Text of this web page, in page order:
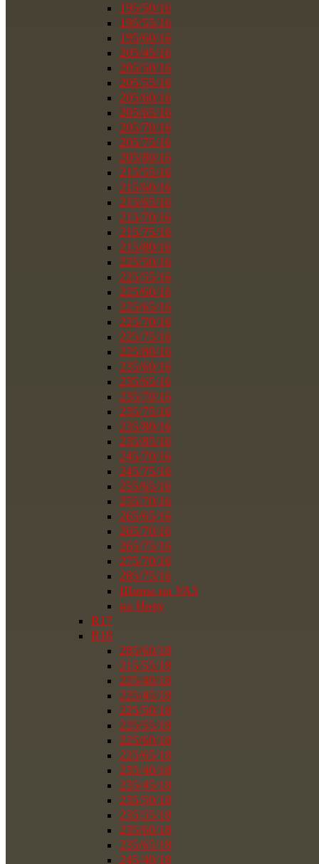
195/50/16
195/55/16
195/60/16
205/45/16
205/50/16
205/55/16
205/60/16
205/65/16
205/70/16
205/75/16
205/80/16
215/55/16
215/60/16
215/65/16
215/70/16
215/75/16
215/80/16
225/50/16
225/55/16
225/60/16
225/65/16
225/70/16
225/75/16
225/80/16
235/60/16
235/65/16
235/70/16
235/75/16
235/80/16
235/85/16
245/70/16
245/75/16
255/65/16
255/70/16
265/65/16
265/70/16
265/75/16
275/70/16
285/75/16
Шины на УАЗ
на Ниву
R17
R18
285/60/18
215/55/18
225/40/18
225/45/18
225/50/18
225/55/18
225/60/18
225/65/18
235/40/18
235/45/18
235/50/18
235/55/18
235/60/18
235/65/18
245/40/18